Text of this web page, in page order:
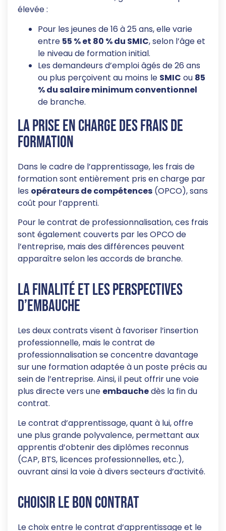
élevée :
Pour les jeunes de 16 à 25 ans, elle varie
entre 55 % et 80 % du SMIC, selon l’âge et
le niveau de formation initial.
Les demandeurs d’emploi âgés de 26 ans
ou plus perçoivent au moins le SMIC ou 85
% du salaire minimum conventionnel
de branche.
La prise en charge des frais de
formation
Dans le cadre de l’apprentissage, les frais de
formation sont entièrement pris en charge par
les opérateurs de compétences (OPCO), sans
coût pour l’apprenti.
Pour le contrat de professionnalisation, ces frais
sont également couverts par les OPCO de
l’entreprise, mais des différences peuvent
apparaître selon les accords de branche.
La finalité et les perspectives
d’embauche
Les deux contrats visent à favoriser l’insertion
professionnelle, mais le contrat de
professionnalisation se concentre davantage
sur une formation adaptée à un poste précis au
sein de l’entreprise. Ainsi, il peut offrir une voie
plus directe vers une embauchedès la fin du
contrat.
Le contrat d’apprentissage, quant à lui, offre
une plus grande polyvalence, permettant aux
apprentis d’obtenir des diplômes reconnus
(CAP, BTS, licences professionnelles, etc.),
ouvrant ainsi la voie à divers secteurs d’activité.
Choisir le bon contrat
Le choix entre le contrat d’apprentissage et le